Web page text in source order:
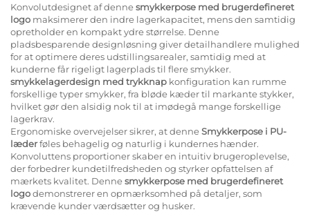
Konvolutdesignet af dennesmykkerpose med brugerdefineret
logo maksimerer den indre lagerkapacitet, mens den samtidig
opretholder en kompakt ydre størrelse. Denne
pladsbesparende designløsning giver detailhandlere mulighed
for at optimere deres udstillingsarealer, samtidig med at
kunderne får rigeligt lagerplads til flere smykker.
smykkelagerdesign med trykknap konfiguration kan rumme
forskellige typer smykker, fra bløde kæder til markante stykker,
hvilket gør den alsidig nok til at imødegå mange forskellige
lagerkrav.
Ergonomiske overvejelser sikrer, at denneSmykkerpose i PU-
læderføles behagelig og naturlig i kundernes hænder.
Konvoluttens proportioner skaber en intuitiv brugeroplevelse,
der forbedrer kundetilfredsheden og styrker opfattelsen af
mærkets kvalitet. Dennesmykkerpose med brugerdefineret
logodemonstrerer en opmærksomhed på detaljer, som
krævende kunder værdsætter og husker.